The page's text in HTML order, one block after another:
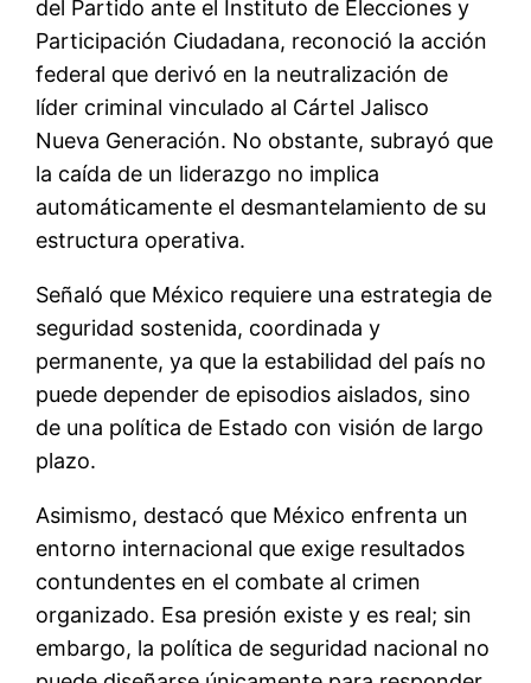
del Partido ante el Instituto de Elecciones y
Participación Ciudadana, reconoció la acción
federal que derivó en la neutralización de
líder criminal vinculado al Cártel Jalisco
Nueva Generación. No obstante, subrayó que
la caída de un liderazgo no implica
automáticamente el desmantelamiento de su
estructura operativa.
Señaló que México requiere una estrategia de
seguridad sostenida, coordinada y
permanente, ya que la estabilidad del país no
puede depender de episodios aislados, sino
de una política de Estado con visión de largo
plazo.
Asimismo, destacó que México enfrenta un
entorno internacional que exige resultados
contundentes en el combate al crimen
organizado. Esa presión existe y es real; sin
embargo, la política de seguridad nacional no